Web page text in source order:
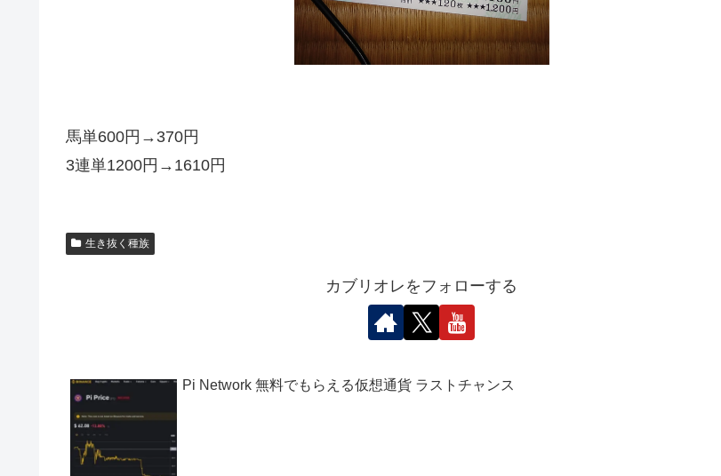
馬単600円→370円
3連単1200円→1610円
生き抜く種族
カブリオレをフォローする
Pi Network 無料でもらえる仮想通貨 ラストチャンス